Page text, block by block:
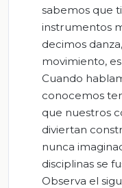
sabemos que
instrumentos
decimos
movimiento,
Cuando
conocemos
que nuestros
diviertan
nunca
disciplinas se
Observa el